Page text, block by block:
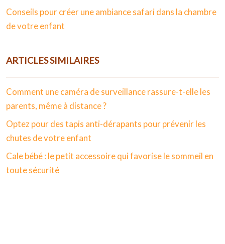
Conseils pour créer une ambiance safari dans la chambre
de votre enfant
ARTICLES SIMILAIRES
Comment une caméra de surveillance rassure-t-elle les
parents, même à distance ?
Optez pour des tapis anti-dérapants pour prévenir les
chutes de votre enfant
Cale bébé : le petit accessoire qui favorise le sommeil en
toute sécurité